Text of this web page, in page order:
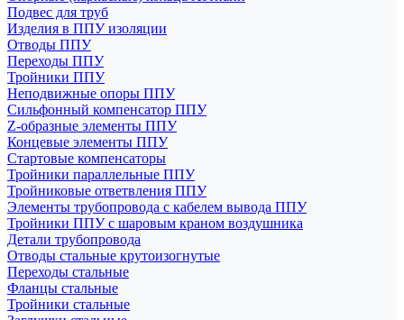
Подвес для труб
Изделия в ППУ изоляции
Отводы ППУ
Переходы ППУ
Тройники ППУ
Неподвижные опоры ППУ
Cильфонный компенсатор ППУ
Z-образные элементы ППУ
Концевые элементы ППУ
Стартовые компенсаторы
Тройники параллельные ППУ
Тройниковые ответвления ППУ
Элементы трубопровода с кабелем вывода ППУ
Тройники ППУ с шаровым краном воздушника
Детали трубопровода
Отводы стальные крутоизогнутые
Переходы стальные
Фланцы стальные
Тройники стальные